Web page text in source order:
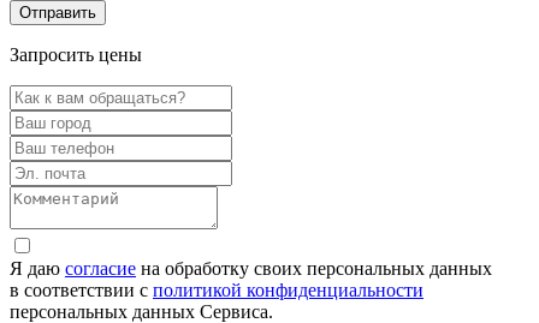
Запросить цены
Я даю согласие на обработку своих персональных данных
в соответствии с политикой конфиденциальности
персональных данных Сервиса.